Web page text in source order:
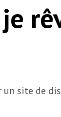
site de